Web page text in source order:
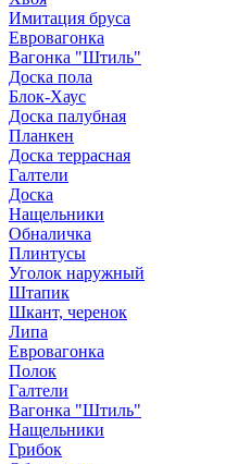
Имитация бруса
Евровагонка
Вагонка "Штиль"
Доска пола
Блок-Хаус
Доска палубная
Планкен
Доска террасная
Галтели
Доска
Нащельники
Обналичка
Плинтусы
Уголок наружный
Штапик
Шкант, черенок
Липа
Евровагонка
Полок
Галтели
Вагонка "Штиль"
Нащельники
Грибок